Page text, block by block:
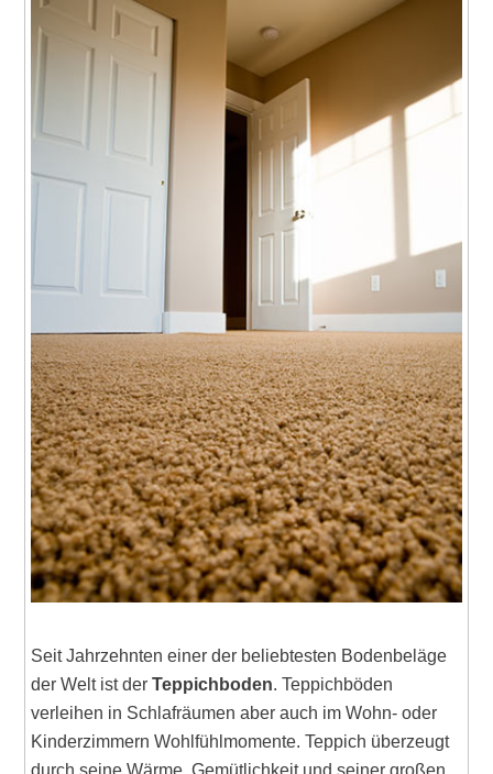
Seit Jahrzehnten einer der beliebtesten Bodenbeläge
der Welt ist derTeppichboden. Teppichböden
verleihen in Schlafräumen aber auch im Wohn- oder
Kinderzimmern Wohlfühlmomente. Teppich überzeugt
durch seine Wärme, Gemütlichkeit und seiner großen